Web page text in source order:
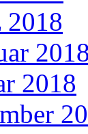
2018
2018
2018